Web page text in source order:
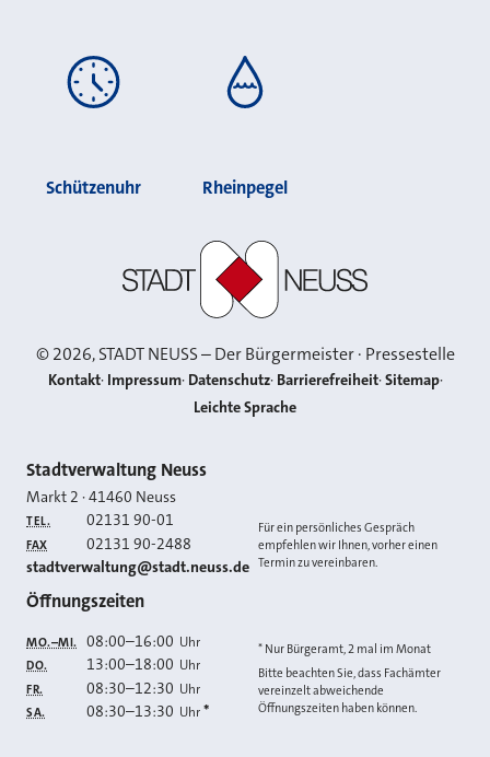
Schützenuhr Rheinpegel
©2026, STADT NEUSS – Der Bürgermeister · Pressestelle
Kontakt Impressum Datenschutz Barrierefreiheit Sitemap
Leichte Sprache
Kontakt
Stadtverwaltung Neuss
Markt 2 ·41460 Neuss
TEL. 02131 90-01
FAX 02131 90-2488
E-MAIL
stadtverwaltung@stadt.neuss.de
Für ein persönliches Gespräch
empfehlen wir Ihnen, vorher einen
Termin zu vereinbaren.
Öffnungszeiten
MO.–MI. 08:00–16:00 Uhr
DO. 13:00–18:00 Uhr
FR. 08:30–12:30 Uhr
SA. 08:30–13:30 Uhr *
* Nur Bürgeramt, 2 mal im Monat
Bitte beachten Sie, dass Fachämter
vereinzelt abweichende
Öffnungszeiten haben können.